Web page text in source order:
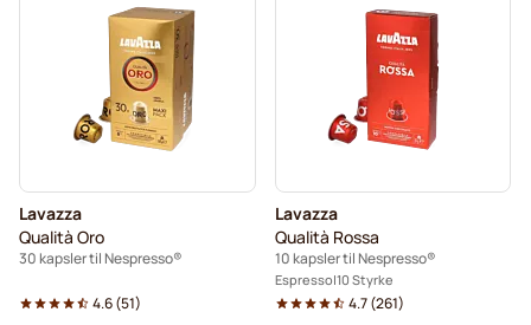
Afkalkning og plejeprodukter til Nespresso®
L'OR kaffekapsler til Nespresso®
Segafredo kaffekapsler til Nespresso®
Caffè Borbone til Nespresso® Kapsler til Nespresso®
Merrild kaffekapsler til Nespresso®
Lavazza
Qualità Oro
30 kapsler til Nespresso®
4.6(51)
Lavazza
Qualità Rossa
10 kapsler til Nespresso®
Espresso 10 Styrke
4.7(261)